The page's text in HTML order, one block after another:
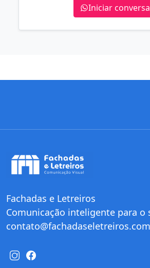
Iniciar conversa
Fachadas e Letreiros
Comunicação inteligente para o